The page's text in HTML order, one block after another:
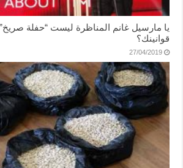
يا مارسيل غانم المناظرة ليست “حفلة
قوانينك؟
27/04/2019